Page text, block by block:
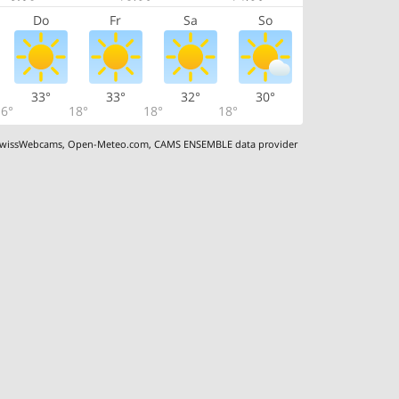
Do Fr Sa So
33°
18°
33°
18°
32°
18°
30°
,Open-Meteo.com,CAMS ENSEMBLE data provider